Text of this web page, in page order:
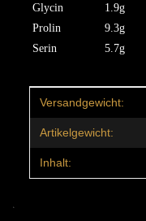
Glycin
1.9g
Prolin
9.3g
Serin
5.7g
Produkteigenschaft
Wert
Versandgewicht:
Artikelgewicht:
Inhalt: